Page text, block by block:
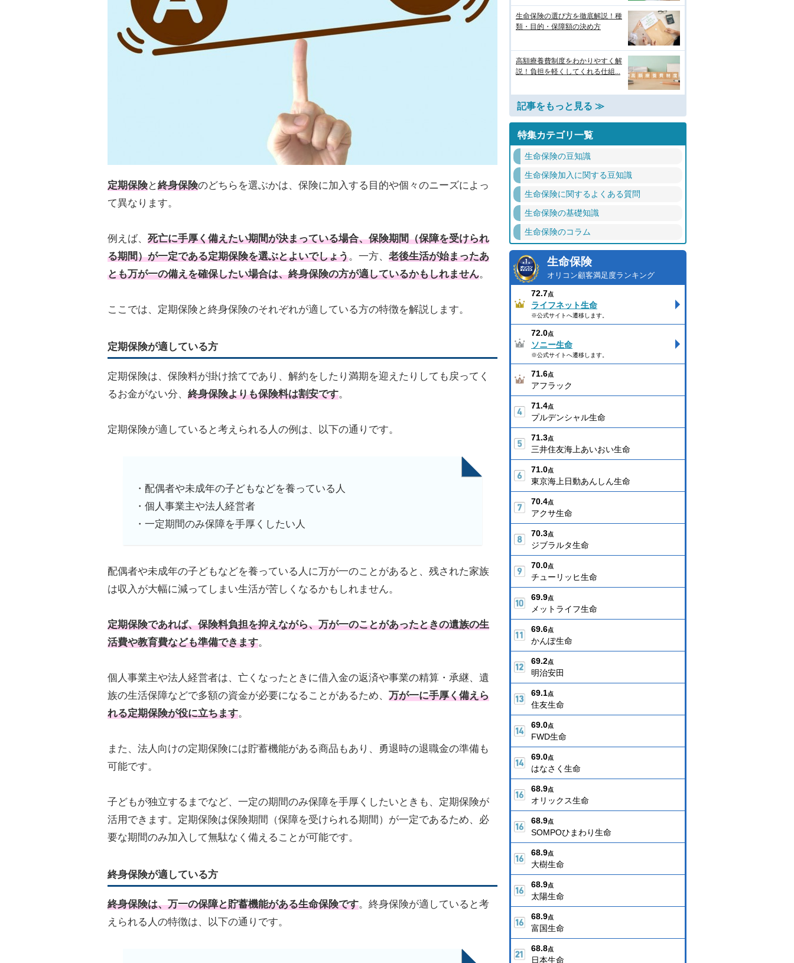
定期保険と終身保険のどちらを選ぶかは、保険に加入する目的や個々のニーズによっ
て異なります。
例えば、 死亡に手厚く備えたい期間が決まっている場合、保険期間（保障を受けられ
る期間）が一定である定期保険を選ぶとよいでしょう。一方、 老後生活が始まったあ
とも万が一の備えを確保したい場合は、終身保険の方が適しているかもしれません。
ここでは、定期保険と終身保険のそれぞれが適している方の特徴を解説します。
定期保険が適している方
定期保険は、保険料が掛け捨てであり、解約をしたり満期を迎えたりしても戻ってく
るお金がない分、 終身保険よりも保険料は割安です。
定期保険が適していると考えられる人の例は、以下の通りです。
・配偶者や未成年の子どもなどを養っている人
・個人事業主や法人経営者
・一定期間のみ保障を手厚くしたい人
配偶者や未成年の子どもなどを養っている人に万が一のことがあると、残された家族
は収入が大幅に減ってしまい生活が苦しくなるかもしれません。
定期保険であれば、保険料負担を抑えながら、万が一のことがあったときの遺族の生
活費や教育費なども準備できます。
個人事業主や法人経営者は、亡くなったときに借入金の返済や事業の精算・承継、遺
族の生活保障などで多額の資金が必要になることがあるため、 万が一に手厚く備えら
れる定期保険が役に立ちます。
また、法人向けの定期保険には貯蓄機能がある商品もあり、勇退時の退職金の準備も
可能です。
子どもが独立するまでなど、一定の期間のみ保障を手厚くしたいときも、定期保険が
活用できます。定期保険は保険期間（保障を受けられる期間）が一定であるため、必
要な期間のみ加入して無駄なく備えることが可能です。
終身保険が適している方
終身保険は、万一の保障と貯蓄機能がある生命保険です。終身保険が適していると考
えられる人の特徴は、以下の通りです。
生命保険の選び方を徹底解説！種
類・目的・保障額の決め方
高額療養費制度をわかりやすく解
説！負担を軽くしてくれる仕組...
記事をもっと見る ≫
特集カテゴリ一覧
生命保険の豆知識
生命保険加入に関する豆知識
生命保険に関するよくある質問
生命保険の基礎知識
生命保険のコラム
生命保険
オリコン顧客満足度ランキング
72.7点
ライフネット生命
※公式サイトへ遷移します。
72.0点
ソニー生命
※公式サイトへ遷移します。
71.6点
アフラック
71.4点
プルデンシャル生命
71.3点
三井住友海上あいおい生命
71.0点
東京海上日動あんしん生命
70.4点
アクサ生命
70.3点
ジブラルタ生命
70.0点
チューリッヒ生命
69.9点
メットライフ生命
69.6点
かんぽ生命
69.2点
明治安田
69.1点
住友生命
69.0点
FWD生命
69.0点
はなさく生命
68.9点
オリックス生命
68.9点
SOMPOひまわり生命
68.9点
大樹生命
68.9点
太陽生命
68.9点
富国生命
68.8点
日本生命